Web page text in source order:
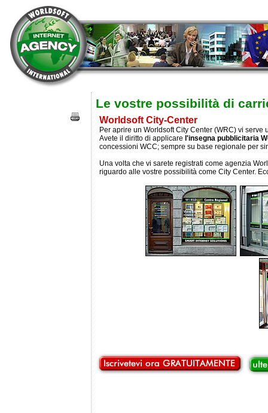
Le vostre possibilità di
Worldsoft City-Center
Per aprire un Worldsoft City Center (WRC) vi serve
Avete il diritto di applicare l'insegna pubblicitaria
concessioni WCC; sempre su base regionale per
Una volta che vi sarete registrati come agenzia
riguardo alle vostre possibilità come City Center.